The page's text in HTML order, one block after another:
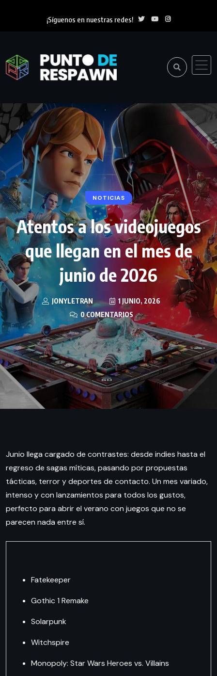
¡Síguenos en nuestras redes!
NOTICIAS
Atentos a los videojuegos
que llegan en el mes de
junio de 2026
JONYLETRAN
1 JUNIO, 2026
0 COMENTARIOS
Junio llega cargado de contrastes: desde indies hasta el
regreso de sagas míticas, pasando por propuestas
tácticas, terror y deportes de contacto. Un mes variado,
intenso y con lanzamientos para todos los gustos,
perfecto para abrir el verano con juegos que no se
parecen nada entre sí.
Fatekeeper
Gothic 1 Remake
Solarpunk
Witchspire
Monopoly: Star Wars Heroes vs. Villains